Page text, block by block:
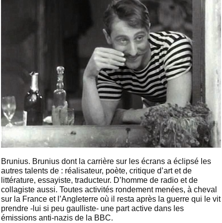
Brunius. Brunius dont la carrière sur les écrans a éclipsé les
autres talents de : réalisateur, poète, critique d’art et de
littérature, essayiste, traducteur. D’homme de radio et de
collagiste aussi. Toutes activités rondement menées, à cheval
sur la France et l’Angleterre où il resta après la guerre qui le vit
prendre -lui si peu gaulliste- une part active dans les
émissions anti-nazis de la BBC.